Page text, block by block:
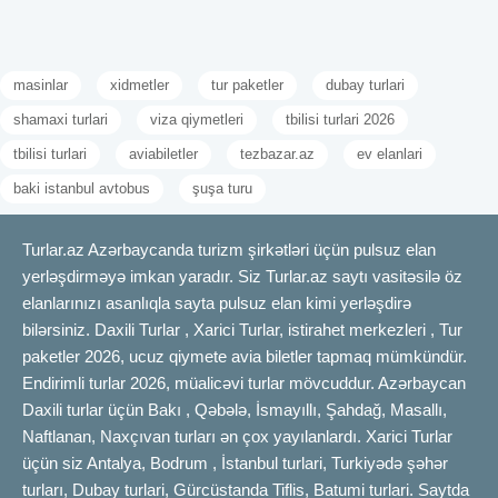
masinlar xidmetler tur paketler dubay turlari
shamaxi turlari viza qiymetleri tbilisi turlari 2026
tbilisi turlari aviabiletler tezbazar.az ev elanlari
baki istanbul avtobus şuşa turu
Turlar.az Azərbaycanda turizm şirkətləri üçün pulsuz elan
yerləşdirməyə imkan yaradır. Siz Turlar.az saytı vasitəsilə öz
elanlarınızı asanlıqla sayta pulsuz elan kimi yerləşdirə
bilərsiniz. Daxili Turlar , Xarici Turlar, istirahet merkezleri , Tur
paketler 2026, ucuz qiymete avia biletler tapmaq mümkündür.
Endirimli turlar 2026, müalicəvi turlar mövcuddur. Azərbaycan
Daxili turlar üçün Bakı , Qəbələ, İsmayıllı, Şahdağ, Masallı,
Naftlanan, Naxçıvan turları ən çox yayılanlardı. Xarici Turlar
üçün siz Antalya, Bodrum , İstanbul turlari, Turkiyədə şəhər
turları, Dubay turlari, Gürcüstanda Tiflis, Batumi turlari. Saytda